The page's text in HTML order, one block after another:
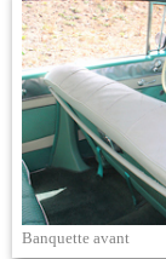
Banquette avant